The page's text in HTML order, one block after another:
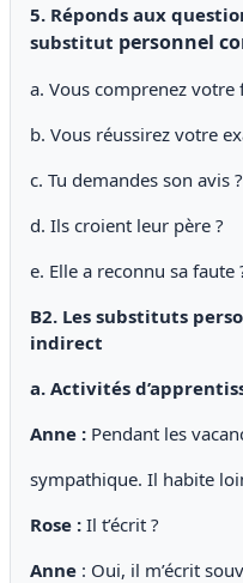
5. Réponds aux
substitut personnel
a. Vous comprenez votre
b. Vous réussirez votre
c. Tu demandes son avis ?
d. Ils croient leur père ?
e. Elle a reconnu sa faute
B2. Les substituts
indirect
a. Activités
Anne : Pendant les
sympathique. Il habite
Rose : Il t’écrit ?
Anne : Oui, il m’écrit